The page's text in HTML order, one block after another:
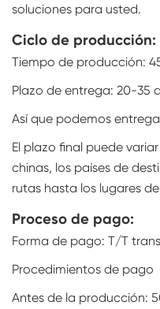
soluciones para usted.
Ciclo de producción:
Tiempo de producción:
Plazo de entrega: 20-35
Así que podemos
El plazo final puede
chinas, los países de
rutas hasta los lugares
Proceso de pago:
Forma de pago: T/T
Procedimientos de pago
Antes de la producción: